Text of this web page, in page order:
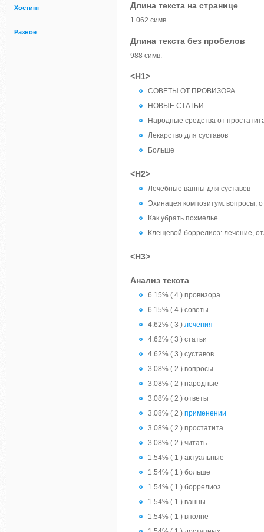
Хостинг
Разное
Длина текста на странице
1 062 симв.
Длина текста без пробелов
988 симв.
<H1>
СОВЕТЫ ОТ ПРОВИЗОРА
НОВЫЕ СТАТЬИ
Народные средства от
Лекарство для суставов
Больше
<H2>
Лечебные ванны для суставов
Эхинацея композитум: вопросы,
Как убрать похмелье
Клещевой боррелиоз: лечение,
<H3>
Анализ текста
6.15% ( 4 ) провизора
6.15% ( 4 ) советы
4.62% ( 3 ) лечения
4.62% ( 3 ) статьи
4.62% ( 3 ) суставов
3.08% ( 2 ) вопросы
3.08% ( 2 ) народные
3.08% ( 2 ) ответы
3.08% ( 2 ) применении
3.08% ( 2 ) простатита
3.08% ( 2 ) читать
1.54% ( 1 ) актуальные
1.54% ( 1 ) больше
1.54% ( 1 ) боррелиоз
1.54% ( 1 ) ванны
1.54% ( 1 ) вполне